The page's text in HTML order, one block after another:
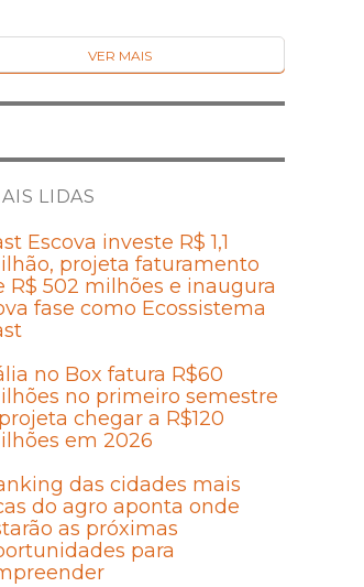
VER MAIS
LIDAS
Escova investe R$ 1,1
projeta faturamento
R$ 502 milhões e inaugura
fase como Ecossistema
no Box fatura R$60
no primeiro semestre
chegar a R$120
em 2026
das cidades mais
do agro aponta onde
as próximas
para